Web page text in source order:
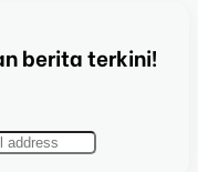
berita terkini!